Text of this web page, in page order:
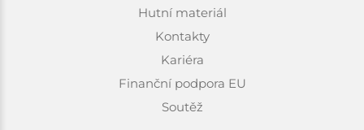
Hutní materiál
Kontakty
Kariéra
Finanční podpora EU
Soutěž